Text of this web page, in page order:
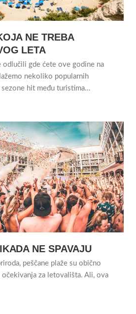
NE TREBA
LETA
gde ćete ove godine na
nekoliko popularnih
hit među turistima…
NE SPAVAJU
peščane plaže su obično
za letovališta. Ali, ova